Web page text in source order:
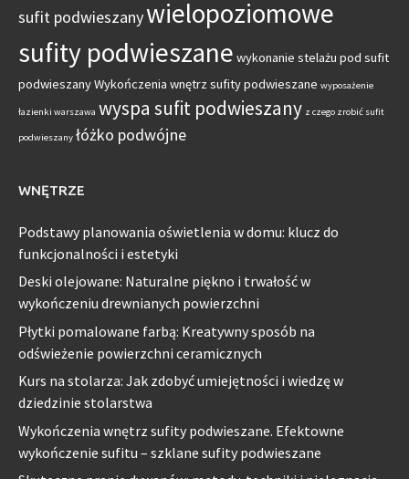
sufit podwieszanywielopoziomowe
sufity podwieszane wykonanie stelażu pod sufit
podwieszanyWykończenia wnętrz sufity podwieszane wyposażenie
łazienki warszawa wyspa sufit podwieszany z czego zrobić sufit
podwieszany łóżko podwójne
WNĘTRZE
Podstawy planowania oświetlenia w domu: klucz do
funkcjonalności i estetyki
Deski olejowane: Naturalne piękno i trwałość w
wykończeniu drewnianych powierzchni
Płytki pomalowane farbą: Kreatywny sposób na
odświeżenie powierzchni ceramicznych
Kurs na stolarza: Jak zdobyć umiejętności i wiedzę w
dziedzinie stolarstwa
Wykończenia wnętrz sufity podwieszane. Efektowne
wykończenie sufitu – szklane sufity podwieszane